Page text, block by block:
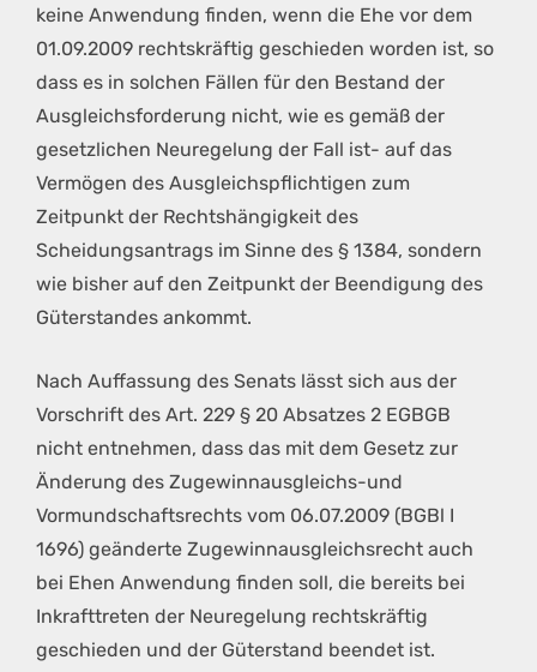
keine Anwendung finden, wenn die Ehe vor dem
01.09.2009 rechtskräftig geschieden worden ist, so
dass es in solchen Fällen für den Bestand der
Ausgleichsforderung nicht, wie es gemäß der
gesetzlichen Neuregelung der Fall ist- auf das
Vermögen des Ausgleichspflichtigen zum
Zeitpunkt der Rechtshängigkeit des
Scheidungsantrags im Sinne des § 1384, sondern
wie bisher auf den Zeitpunkt der Beendigung des
Güterstandes ankommt.
Nach Auffassung des Senats lässt sich aus der
Vorschrift des Art. 229 § 20 Absatzes 2 EGBGB
nicht entnehmen, dass das mit dem Gesetz zur
Änderung des Zugewinnausgleichs-und
Vormundschaftsrechts vom 06.07.2009 (BGBl I
1696) geänderte Zugewinnausgleichsrecht auch
bei Ehen Anwendung finden soll, die bereits bei
Inkrafttreten der Neuregelung rechtskräftig
geschieden und der Güterstand beendet ist.